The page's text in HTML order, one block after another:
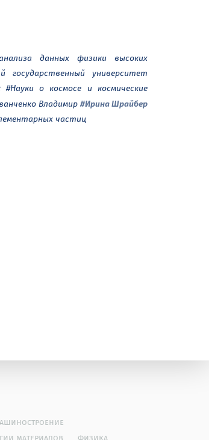
данных физики высоких
государственный университет
#Науки о космосе и космические
Владимир#Ирина Шрайбер
частиц
материалов
физика